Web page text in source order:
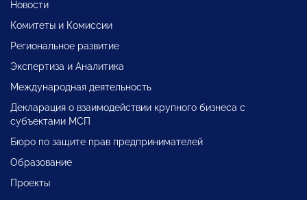
Новости
Комитеты и Комиссии
Региональное развитие
Экспертиза и Аналитика
Международная деятельность
Декларация о взаимодействии крупного бизнеса с
субъектами МСП
Бюро по защите прав предпринимателей
Образование
Проекты